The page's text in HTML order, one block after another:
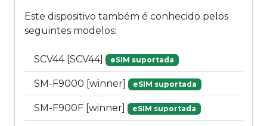
Este dispositivo também é conhecido pelos
seguintes modelos:
SCV44 [SCV44] eSIM suportada
SM-F9000 [winner] eSIM suportada
SM-F900F [winner] eSIM suportada